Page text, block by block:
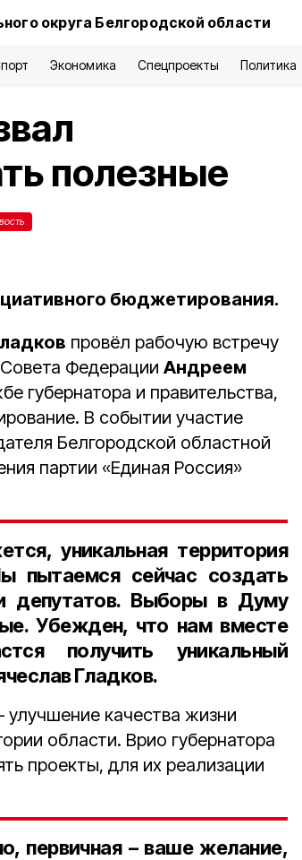
округа Белгородской области
Экономика Спецпроекты Политика
полезные
бюджетирования.
провёл рабочую встречу
Федерации Андреем
губернатора и правительства,
В событии участие
Белгородской областной
партии «Единая Россия»
уникальная территория
пытаемся сейчас создать
депутатов. Выборы в Думу
Убежден, что нам вместе
получить уникальный
Гладков.
качества жизни
области. Врио губернатора
проекты, для их реализации
первичная – ваше желание,